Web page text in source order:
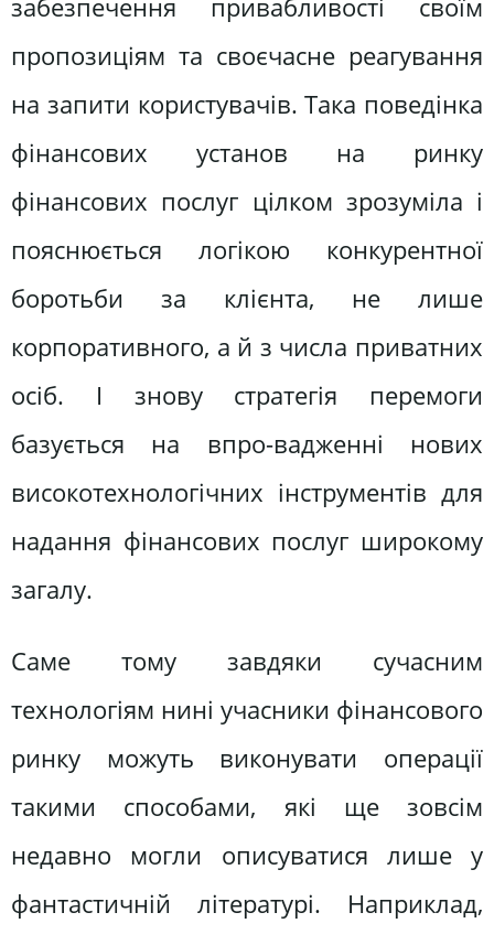
забезпечення привабливості своїм
пропозиціям та своєчасне реагування
на запити користувачів. Така поведінка
фінансових установ на ринку
фінансових послуг цілком зрозуміла і
пояснюється логікою конкурентної
боротьби за клієнта, не лише
корпоративного, а й з числа приватних
осіб. І знову стратегія перемоги
базується на впро-вадженні нових
високотехнологічних інструментів для
надання фінансових послуг широкому
загалу.
Саме тому завдяки сучасним
технологіям нині учасники фінансового
ринку можуть виконувати операції
такими способами, які ще зовсім
недавно могли описуватися лише у
фантастичній літературі. Наприклад,